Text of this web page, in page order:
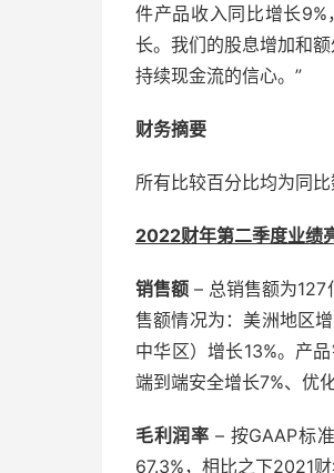
件产品收入同比增长
长。我们的股息增加和
持续现金流的信心。”
财务摘要
所有比较百分比均为同比
2022财年第二季度业绩
销售额 – 总销售额为127
售额情况为：美洲地区
中华区）增长13%。产
端到端安全增长7%、优
毛利润率 – 按GAAP标
67.3%，相比之下2021